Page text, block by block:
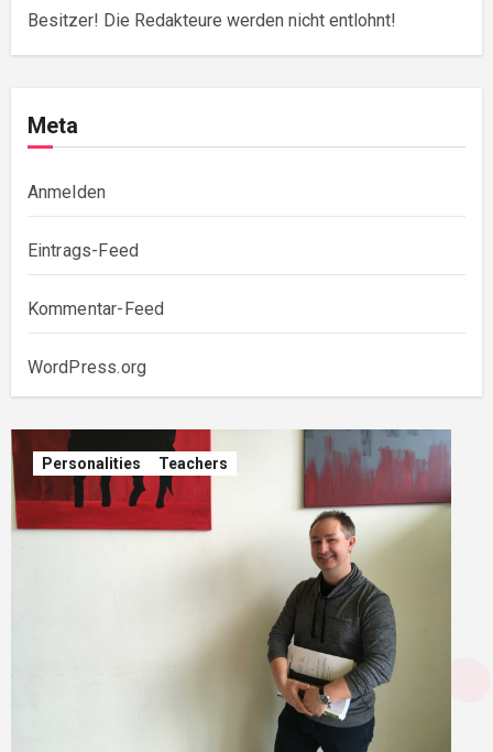
Besitzer! Die Redakteure werden nicht entlohnt!
Meta
Anmelden
Eintrags-Feed
Kommentar-Feed
WordPress.org
Personalities Teachers